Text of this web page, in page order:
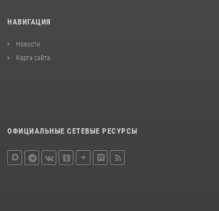
НАВИГАЦИЯ
Новости
Карта сайта
ОФИЦИАЛЬНЫЕ СЕТЕВЫЕ РЕСУРСЫ